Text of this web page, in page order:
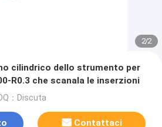
2/2
cilindrico dello strumento per
R0.3 che scanala le inserzioni
：Discuta
Contattaci